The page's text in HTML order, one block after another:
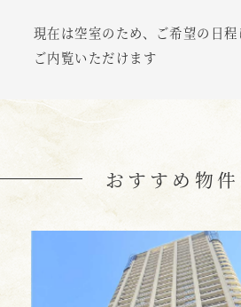
現在は空室のため、ご希望の日
ご内覧いただけます
おすすめ物件